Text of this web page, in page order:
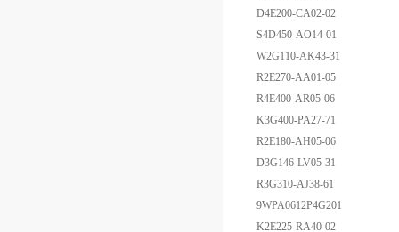
D4E200-CA02-02
S4D450-AO14-01
W2G110-AK43-31
R2E270-AA01-05
R4E400-AR05-06
K3G400-PA27-71
R2E180-AH05-06
D3G146-LV05-31
R3G310-AJ38-61
9WPA0612P4G201
K2E225-RA40-02